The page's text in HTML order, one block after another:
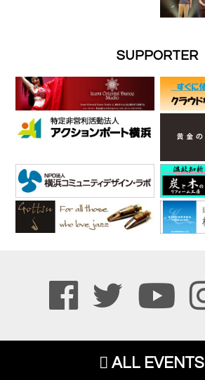
SUPPORTER
ALL EVENTS